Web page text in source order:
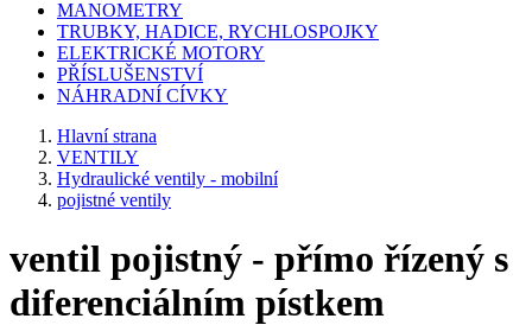
MANOMETRY
TRUBKY, HADICE, RYCHLOSPOJKY
ELEKTRICKÉ MOTORY
PŘÍSLUŠENSTVÍ
NÁHRADNÍ CÍVKY
Hlavní strana
VENTILY
Hydraulické ventily - mobilní
pojistné ventily
ventil pojistný - přímo řízený s
diferenciálním pístkem